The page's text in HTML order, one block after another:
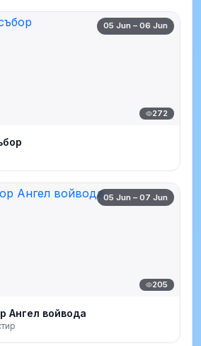
05 Jun – 06 Jun
272
05 Jun – 07 Jun
205
Ангел войвода